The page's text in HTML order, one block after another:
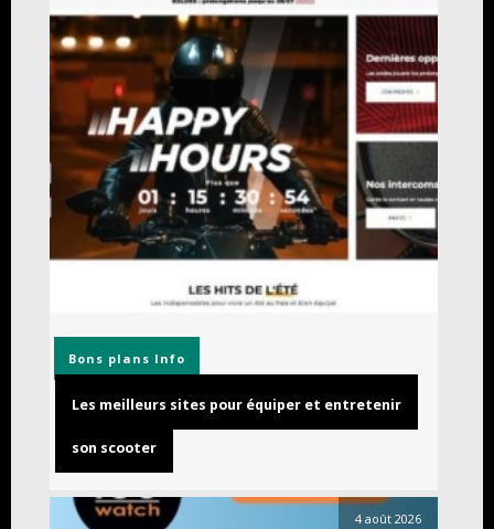
Bons plans Info
Les meilleurs sites pour équiper et entretenir
son scooter
4 août 2026